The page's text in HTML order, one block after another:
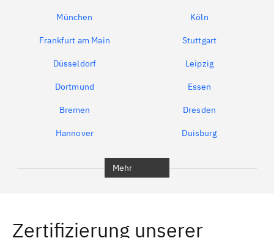
München Köln
Frankfurt am Main Stuttgart
Düsseldorf Leipzig
Dortmund Essen
Bremen Dresden
Hannover Duisburg
Erlangen Bamberg
Mehr
Zertifizierung unserer